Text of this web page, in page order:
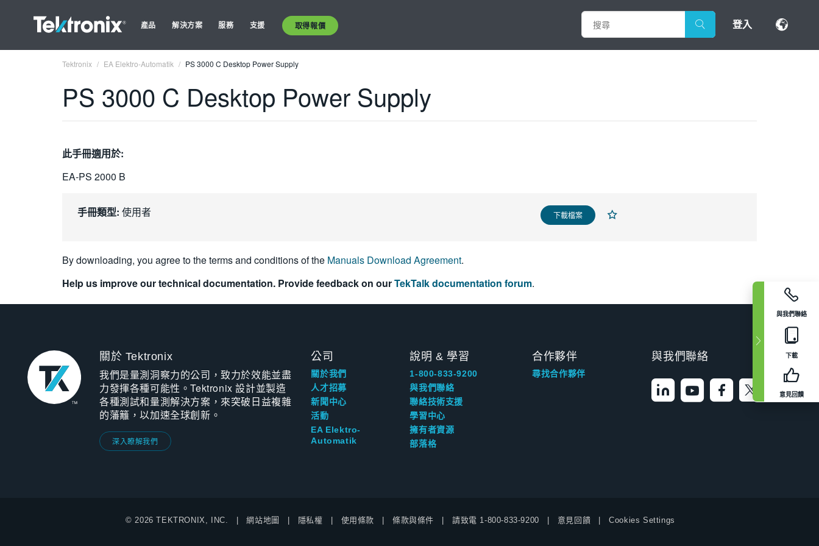
產品 解決方案 服務 支援 取得報價 登入
與我們聯絡
下載
意見回饋
Tektronix EA Elektro-Automatik PS 3000 C Desktop Power Supply
PS 3000 C Desktop Power Supply
此手冊適用於:
EA-PS 2000 B
手冊類型: 使用者 下載檔案
By downloading, you agree to the terms and conditions of the Manuals Download Agreement.
Help us improve our technical documentation. Provide feedback on ourTekTalk documentation forum.
關於 Tektronix
我們是量測洞察力的公司，致力於效能並盡
力發揮各種可能性。Tektronix 設計並製造
各種測試和量測解決方案，來突破日益複雜
的藩籬，以加速全球創新。
深入瞭解我們
公司
關於我們
人才招募
新聞中心
活動
EA Elektro-
Automatik
說明 & 學習
1-800-833-9200
與我們聯絡
聯絡技術支援
學習中心
擁有者資源
部落格
合作夥伴
尋找合作夥伴
與我們聯絡
© 2026 TEKTRONIX, INC. 網站地圖 隱私權 使用條款 條款與條件 請致電 1-800-833-9200 意見回饋 Cookies Settings